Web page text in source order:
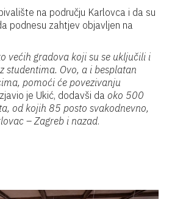
na području Karlovca i da su
podnesu zahtjev objavljen na
većih gradova koji su se uključili i
studentima. Ovo, a i besplatan
pomoći će povezivanju
je Ukić, dodavši daoko 500
od kojih 85 posto svakodnevno,
– Zagreb i nazad.